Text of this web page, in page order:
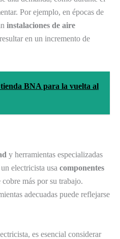
Por ejemplo, en épocas de
instalaciones de aire
en un incremento de
BNA para la vuelta al
y herramientas especializadas
electricista usa componentes
cobre más por su trabajo.
adecuadas puede reflejarse
es esencial considerar